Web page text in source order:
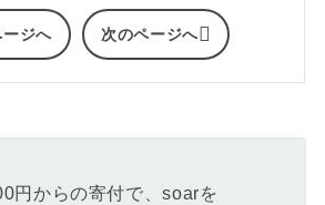
ジへ 次のページへ
円からの寄付で、soarを